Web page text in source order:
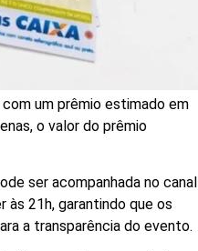
um prêmio estimado em
o valor do prêmio
ser acompanhada no canal
às 21h, garantindo que os
a transparência do evento.